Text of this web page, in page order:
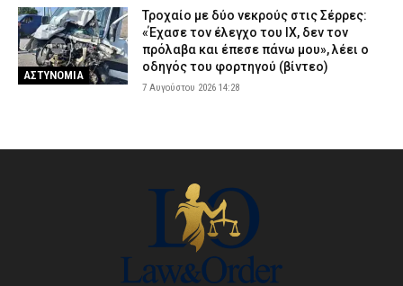
ΑΣΤΥΝΟΜΙΑ
Τροχαίο με δύο νεκρούς στις Σέρρες:
«Έχασε τον έλεγχο του ΙΧ, δεν τον
πρόλαβα και έπεσε πάνω μου», λέει ο
οδηγός του φορτηγού (βίντεο)
7 Αυγούστου 2026 14:28